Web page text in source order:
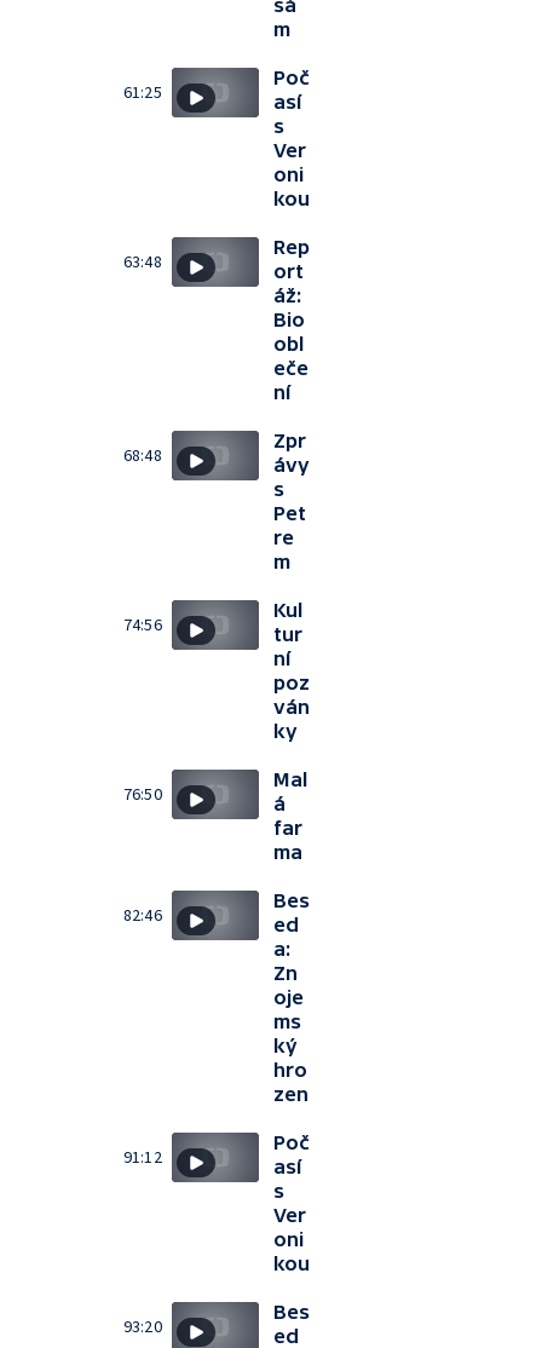
sá
m
61:25
Poč
así
s
Ver
oni
kou
63:48
Rep
ort
áž:
Bio
obl
eče
ní
68:48
Zpr
ávy
s
Pet
re
m
74:56
Kul
tur
ní
poz
ván
ky
76:50
Mal
á
far
ma
82:46
Bes
ed
a:
Zn
oje
ms
ký
hro
zen
91:12
Poč
así
s
Ver
oni
kou
93:20
Bes
ed